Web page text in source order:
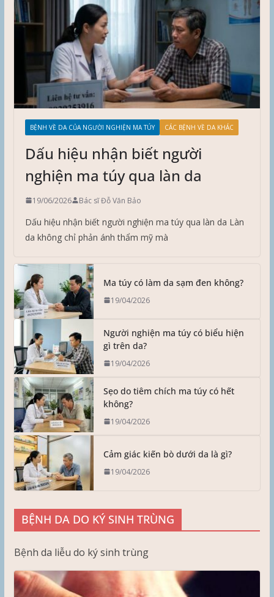
BỆNH VỀ DA CỦA NGƯỜI NGHIỆN MA TÚY CÁC BỆNH VỀ DA KHÁC
Dấu hiệu nhận biết người
nghiện ma túy qua làn da
19/06/2026 Bác sĩ Đỗ Văn Bảo
Dấu hiệu nhận biết người nghiện ma túy qua làn da Làn
da không chỉ phản ánh thẩm mỹ mà
Ma túy có làm da sạm đen không?
19/04/2026
Người nghiện ma túy có biểu hiện
gì trên da?
19/04/2026
Sẹo do tiêm chích ma túy có hết
không?
19/04/2026
Cảm giác kiến bò dưới da là gì?
19/04/2026
BỆNH DA DO KÝ SINH TRÙNG
Bệnh da liễu do ký sinh trùng